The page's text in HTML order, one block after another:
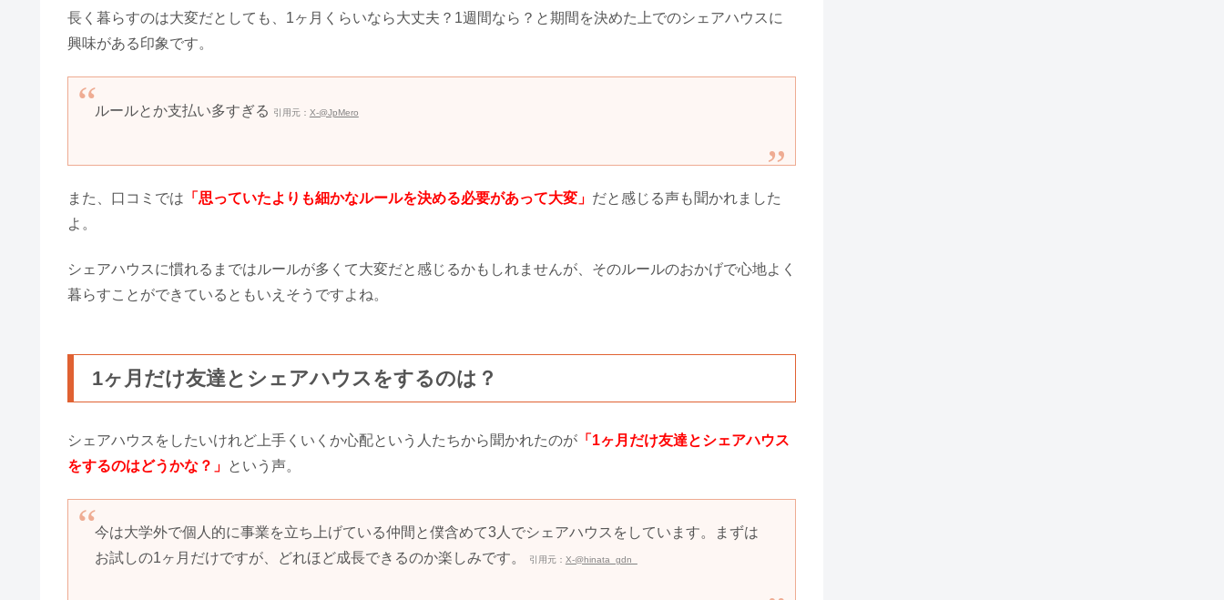
長く暮らすのは大変だとしても、1ヶ月くらいなら大丈夫？1週間なら？と期間を決めた上でのシェアハウスに
興味がある印象です。
ルールとか支払い多すぎる 引用元： X-@JpMero
また、口コミでは 「思っていたよりも細かなルールを決める必要があって大変」 だと感じる声も聞かれました
よ。
シェアハウスに慣れるまではルールが多くて大変だと感じるかもしれませんが、そのルールのおかげで心地よく
暮らすことができているともいえそうですよね。
1ヶ月だけ友達とシェアハウスをするのは？
シェアハウスをしたいけれど上手くいくか心配という人たちから聞かれたのが 「1ヶ月だけ友達とシェアハウス
をするのはどうかな？」 という声。
今は大学外で個人的に事業を立ち上げている仲間と僕含めて3人でシェアハウスをしています。まずは
お試しの1ヶ月だけですが、どれほど成長できるのか楽しみです。
引用元： X-@hinata_gdn_